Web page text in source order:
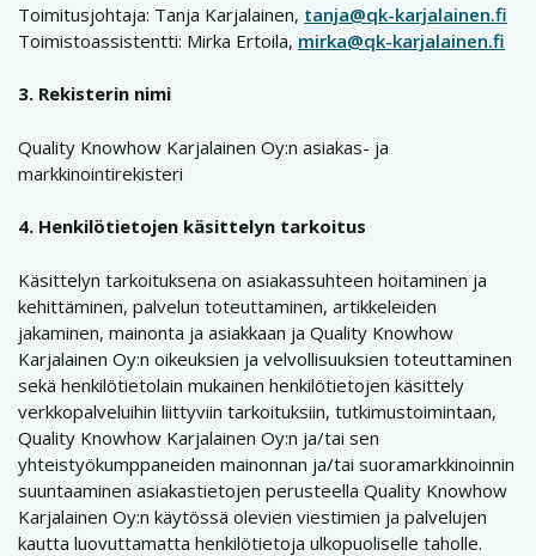
Toimitusjohtaja: Tanja Karjalainen, tanja@qk-karjalainen.fi
Toimistoassistentti: Mirka Ertoila, mirka@qk-karjalainen.fi
3. Rekisterin nimi
Quality Knowhow Karjalainen Oy:n asiakas- ja
markkinointirekisteri
4. Henkilötietojen käsittelyn tarkoitus
Käsittelyn tarkoituksena on asiakassuhteen hoitaminen ja
kehittäminen, palvelun toteuttaminen, artikkeleiden
jakaminen, mainonta ja asiakkaan ja Quality Knowhow
Karjalainen Oy:n oikeuksien ja velvollisuuksien toteuttaminen
sekä henkilötietolain mukainen henkilötietojen käsittely
verkkopalveluihin liittyviin tarkoituksiin, tutkimustoimintaan,
Quality Knowhow Karjalainen Oy:n ja/tai sen
yhteistyökumppaneiden mainonnan ja/tai suoramarkkinoinnin
suuntaaminen asiakastietojen perusteella Quality Knowhow
Karjalainen Oy:n käytössä olevien viestimien ja palvelujen
kautta luovuttamatta henkilötietoja ulkopuoliselle taholle.